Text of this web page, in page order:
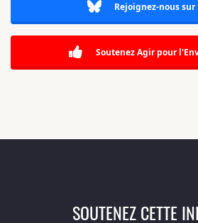
Rejoignez-nous sur
Soutenez Agir pour
SOUTENEZ CETTE